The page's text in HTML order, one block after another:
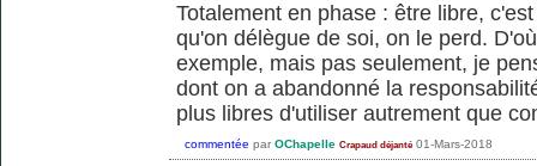
Totalement en phase : être libre,
qu'on délègue de soi, on le perd.
exemple, mais pas seulement, je
dont on a abandonné la
plus libres d'utiliser autrement que
commentée par OChapelle Crapaud déjanté 01-Mars-2018